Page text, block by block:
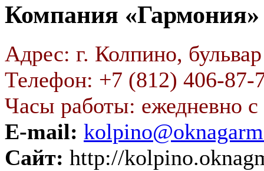
Компания «Гармония»
Адрес: г. Колпино,
Телефон: +7 (812) 406-87-
Часы работы: ежедневно
E-mail:
Сайт: http://